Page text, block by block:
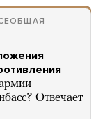
Отвечает